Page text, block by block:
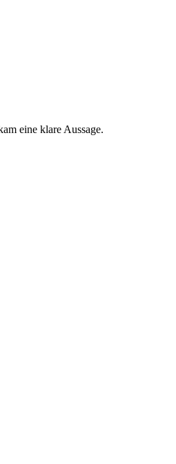
eine klare Aussage.